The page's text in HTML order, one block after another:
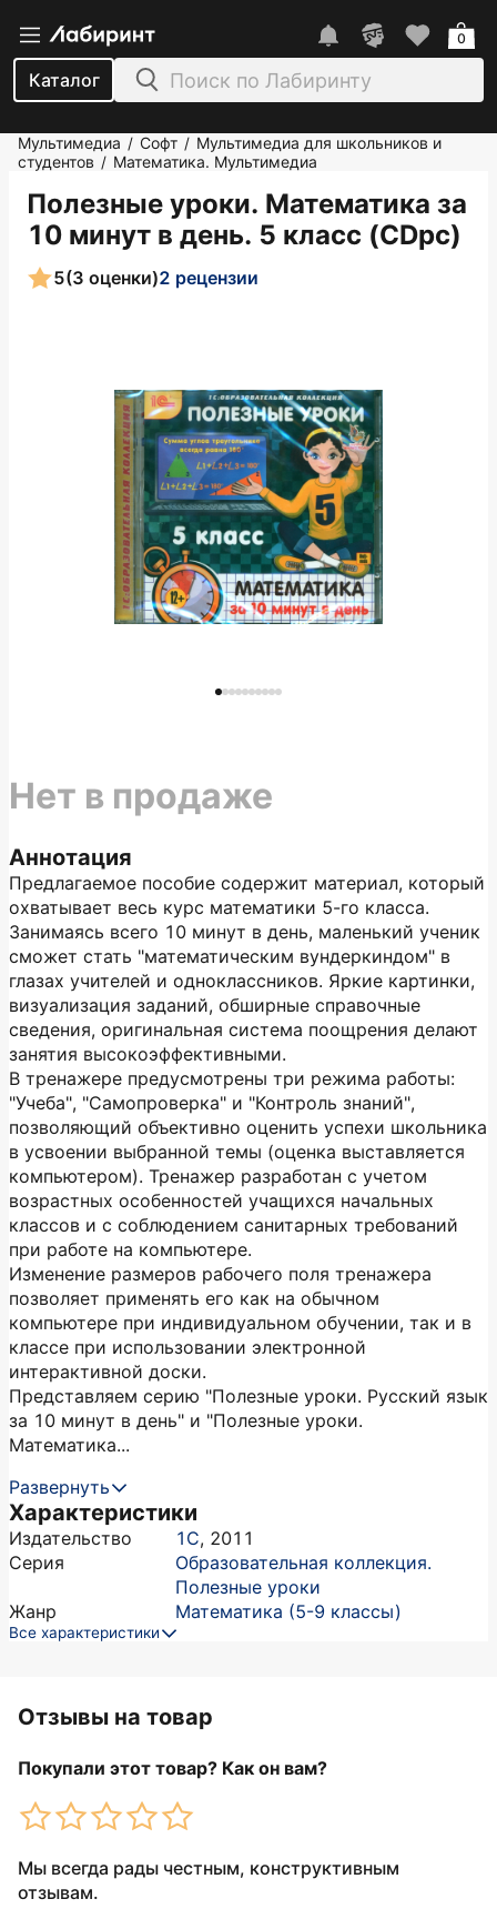
Каталог
0
Мультимедиа / Софт / Мультимедиа для школьников и
студентов / Математика. Мультимедиа
Полезные уроки. Математика за
10 минут в день. 5 класс (CDpc)
5(3 оценки)2 рецензии
Аннотация
Предлагаемое пособие содержит материал, который
охватывает весь курс математики 5-го класса.
Занимаясь всего 10 минут в день, маленький ученик
сможет стать "математическим вундеркиндом" в
глазах учителей и одноклассников. Яркие картинки,
визуализация заданий, обширные справочные
сведения, оригинальная система поощрения делают
занятия высокоэффективными.
В тренажере предусмотрены три режима работы:
"Учеба", "Самопроверка" и "Контроль знаний",
позволяющий объективно оценить успехи школьника
в усвоении выбранной темы (оценка выставляется
компьютером). Тренажер разработан с учетом
возрастных особенностей учащихся начальных
классов и с соблюдением санитарных требований
при работе на компьютере.
Изменение размеров рабочего поля тренажера
позволяет применять его как на обычном
компьютере при индивидуальном обучении, так и в
классе при использовании электронной
интерактивной доски.
Представляем серию "Полезные уроки. Русский язык
за 10 минут в день" и "Полезные уроки.
Математика...
Развернуть
Характеристики
Издательство 1С, 2011
Серия
Образовательная коллекция.
Полезные уроки
Жанр
Математика (5-9 классы)
Все характеристики
Нет в продаже
Отзывы на товар
Покупали этот товар? Как он вам?
Мы всегда рады честным, конструктивным
отзывам.